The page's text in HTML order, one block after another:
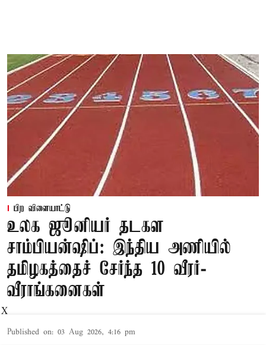
பிற விளையாட்டு
உலக ஜூனியர் தடகள
சாம்பியன்ஷிப்: இந்திய அணியில்
தமிழகத்தைச் சேர்ந்த 10 வீரர்-
வீராங்கனைகள்
Published on: 03 Aug 2026, 4:16 pm
X